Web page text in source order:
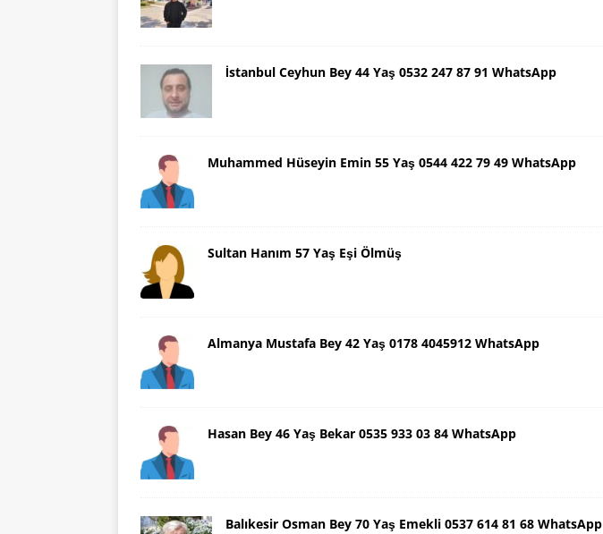
İstanbul Ceyhun Bey 44 Yaş 0532 247 87 91 WhatsApp
Muhammed Hüseyin Emin 55 Yaş 0544 422 79 49 WhatsApp
Sultan Hanım 57 Yaş Eşi Ölmüş
Almanya Mustafa Bey 42 Yaş 0178 4045912 WhatsApp
Hasan Bey 46 Yaş Bekar 0535 933 03 84 WhatsApp
Balıkesir Osman Bey 70 Yaş Emekli 0537 614 81 68 WhatsApp